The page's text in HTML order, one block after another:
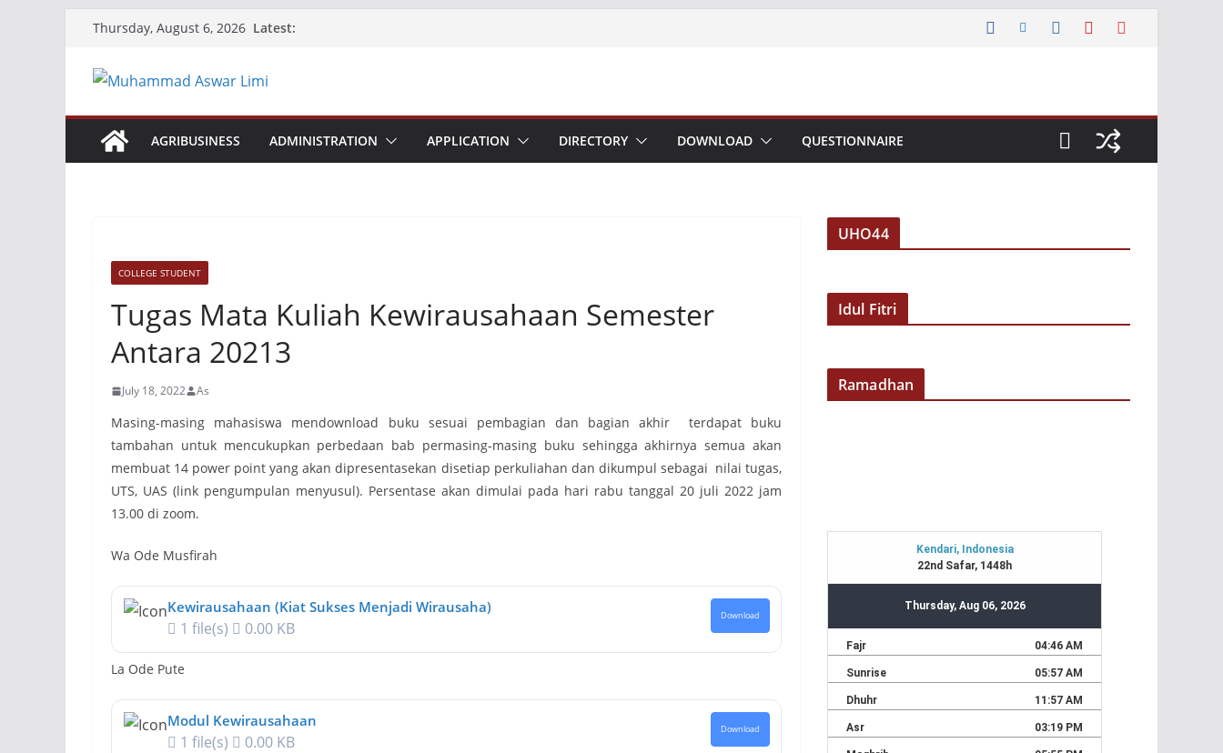
content
Thursday, August 6, 2026 Latest:
AGRIBUSINESS ADMINISTRATION APPLICATION DIRECTORY DOWNLOAD QUESTIONNAIRE
COLLEGE STUDENT
Tugas Mata Kuliah Kewirausahaan Semester
Antara 20213
July 18, 2022 As
Masing-masing mahasiswa mendownload buku sesuai pembagian dan bagian akhir terdapat buku
tambahan untuk mencukupkan perbedaan bab permasing-masing buku sehingga akhirnya semua akan
membuat 14 power point yang akan dipresentasekan disetiap perkuliahan dan dikumpul sebagai nilai tugas,
UTS, UAS (link pengumpulan menyusul). Persentase akan dimulai pada hari rabu tanggal 20 juli 2022 jam
13.00 di zoom.
Wa Ode Musfirah
Kewirausahaan (Kiat Sukses Menjadi Wirausaha)
1 file(s) 0.00 KB
Download
La Ode Pute
Modul Kewirausahaan
1 file(s) 0.00 KB
Download
UHO44
Idul Fitri
Ramadhan